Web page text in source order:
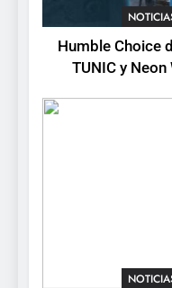
Humble Choice
TUNIC y